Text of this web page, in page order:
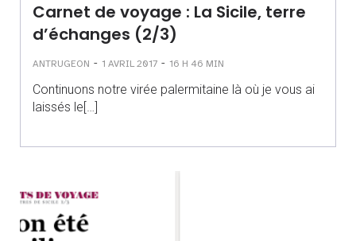
Carnet de voyage : La Sicile, terre
d’échanges (2/3)
ANTRUGEON - 1 AVRIL 2017 - 16 H 46 MIN
Continuons notre virée palermitaine là où je vous ai
laissés le[…]